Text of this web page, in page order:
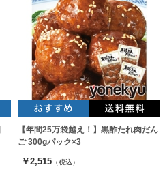
【年間25万袋越え！】黒酢たれ肉だん
ご 300gパック×3
￥2,515 （税込）